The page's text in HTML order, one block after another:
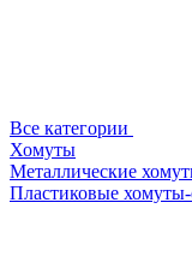
Все категории
Хомуты
Металлические
Пластиковые